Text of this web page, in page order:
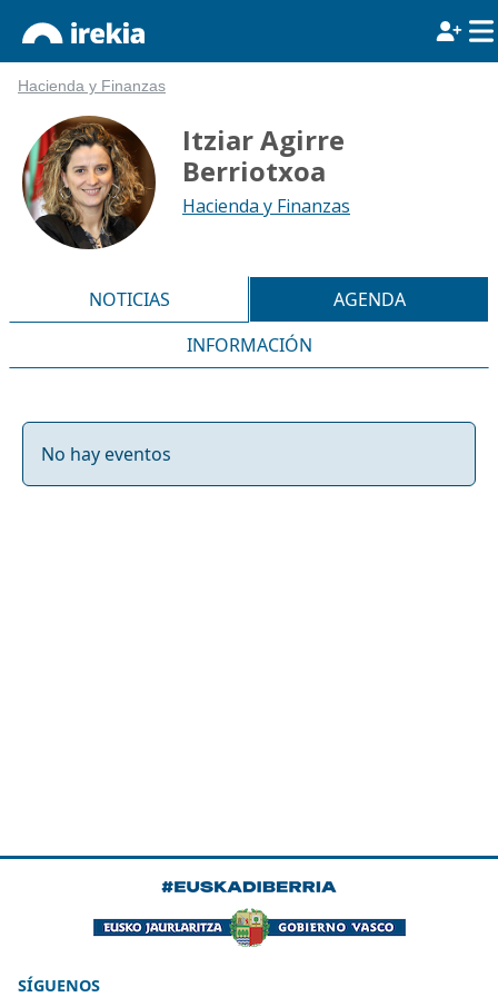
Hacienda y Finanzas
Itziar Agirre
Berriotxoa
Hacienda y Finanzas
NOTICIAS
AGENDA
INFORMACIÓN
No hay eventos
SÍGUENOS